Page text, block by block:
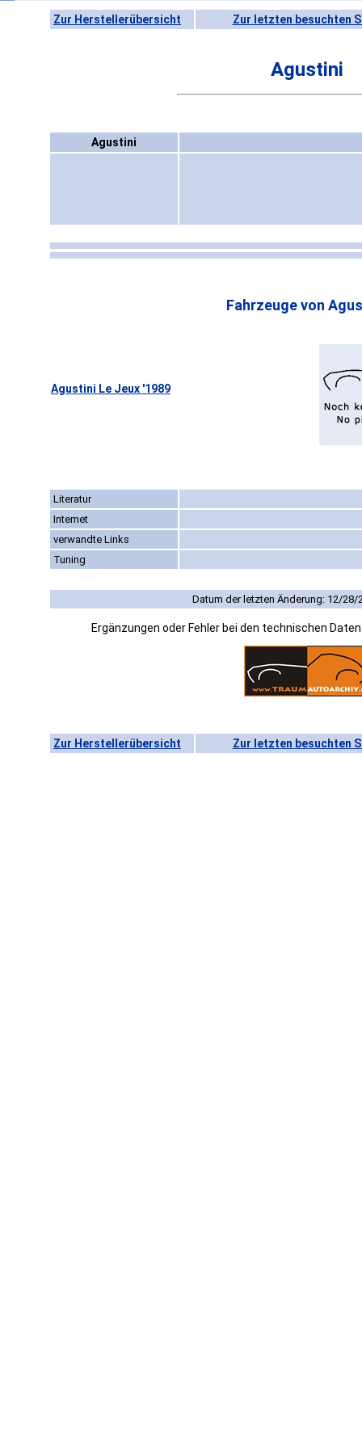
Zur Herstellerübersicht Zur letzten besuchten
Agustini
Agustini
Fahrzeuge von
Agustini Le Jeux '1989
Literatur
Internet
verwandte Links
Tuning
Datum der letzten Änderung: 12/28/
Ergänzungen oder Fehler bei den technischen
Zur Herstellerübersicht Zur letzten besuchten